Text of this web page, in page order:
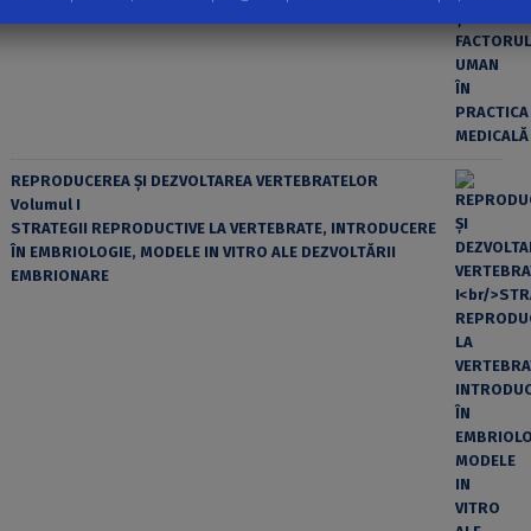
REPRODUCEREA ȘI DEZVOLTAREA VERTEBRATELOR
Volumul I
STRATEGII REPRODUCTIVE LA VERTEBRATE, INTRODUCERE
ÎN EMBRIOLOGIE, MODELE IN VITRO ALE DEZVOLTĂRII
EMBRIONARE